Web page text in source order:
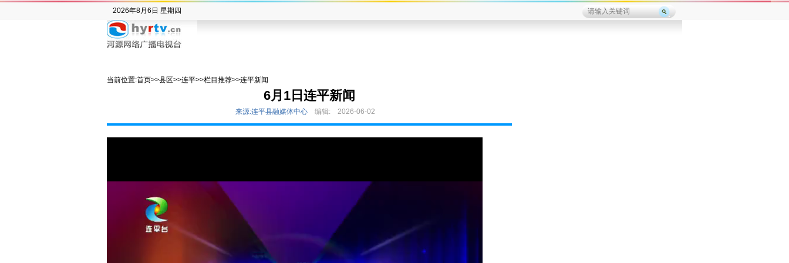
2026年8月6日 星期四
当前位置:首页>>县区>>连平>>栏目推荐>>连平新闻
6月1日连平新闻
来源:连平县融媒体中心 编辑: 2026-06-02